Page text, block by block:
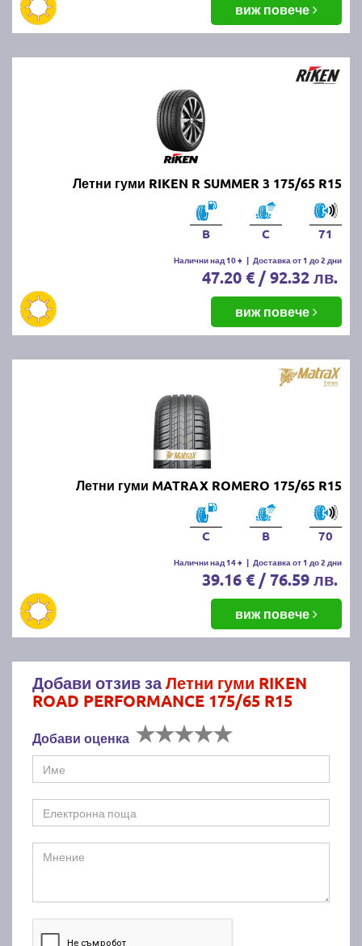
виж повече
Летни гуми RIKEN R SUMMER 3 175/65 R15
B C 71
Налични над 10 + | Доставка от 1 до 2 дни
47.20 € / 92.32 лв.
виж повече
Летни гуми MATRAX ROMERO 175/65 R15
C B 70
Налични над 14 + | Доставка от 1 до 2 дни
39.16 € / 76.59 лв.
виж повече
Добави отзив заЛетни гуми RIKEN
ROAD PERFORMANCE 175/65 R15
Добави оценка